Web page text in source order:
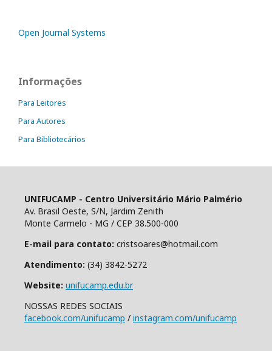
Open Journal Systems
Informações
Para Leitores
Para Autores
Para Bibliotecários
UNIFUCAMP - Centro Universitário Mário Palmério
Av. Brasil Oeste, S/N, Jardim Zenith
Monte Carmelo - MG / CEP 38.500-000
E-mail para contato: cristsoares@hotmail.com
Atendimento: (34) 3842-5272
Website: unifucamp.edu.br
NOSSAS REDES SOCIAIS
facebook.com/unifucamp / instagram.com/unifucamp